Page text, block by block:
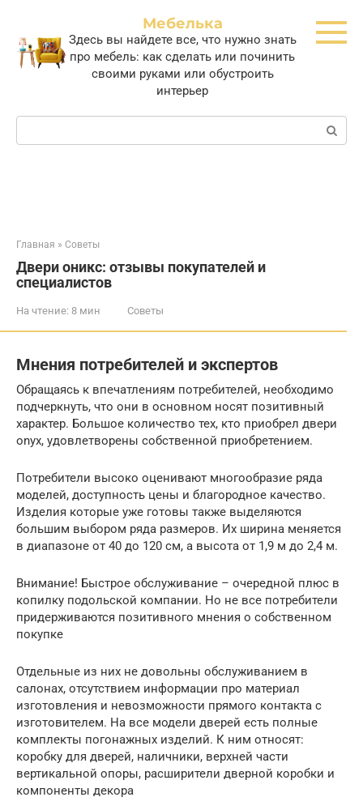
контенту
Мебелька
Здесь вы найдете все, что нужно знать
про мебель: как сделать или починить
своими руками или обустроить
интерьер
Поиск:
Главная » Советы
Двери оникс: отзывы покупателей и
специалистов
На чтение: 8 мин Советы
Мнения потребителей и экспертов
Обращаясь к впечатлениям потребителей, необходимо
подчеркнуть, что они в основном носят позитивный
характер. Большое количество тех, кто приобрел двери
onyx, удовлетворены собственной приобретением.
Потребители высоко оценивают многообразие ряда
моделей, доступность цены и благородное качество.
Изделия которые уже готовы также выделяются
большим выбором ряда размеров. Их ширина меняется
в диапазоне от 40 до 120 см, а высота от 1,9 м до 2,4 м.
Внимание! Быстрое обслуживание – очередной плюс в
копилку подольской компании. Но не все потребители
придерживаются позитивного мнения о собственном
покупке
Отдельные из них не довольны обслуживанием в
салонах, отсутствием информации про материал
изготовления и невозможности прямого контакта с
изготовителем. На все модели дверей есть полные
комплекты погонажных изделий. К ним относят:
коробку для дверей, наличники, верхней части
вертикальной опоры, расширители дверной коробки и
компоненты декора